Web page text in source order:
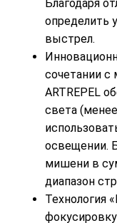
Благодаря
определить
выстрел.
сочетании
ARTREPEL
света
освещении.
мишени в
диапазон
Технология